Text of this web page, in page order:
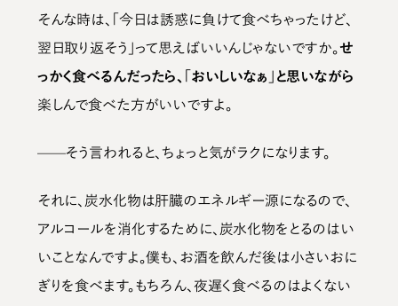
そんな時は、「今日は誘惑に負けて食べちゃったけど、
翌日取り返そう」って思えばいいんじゃないですか。せ
っかく食べるんだったら、「おいしいなぁ」と思いながら
楽しんで食べた方がいいですよ。
——そう言われると、ちょっと気がラクになります。
それに、炭水化物は肝臓のエネルギー源になるので、
アルコールを消化するために、炭水化物をとるのはい
いことなんですよ。僕も、お酒を飲んだ後は小さいおに
ぎりを食べます。もちろん、夜遅く食べるのはよくない